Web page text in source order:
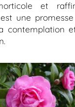
et
une
contemplation